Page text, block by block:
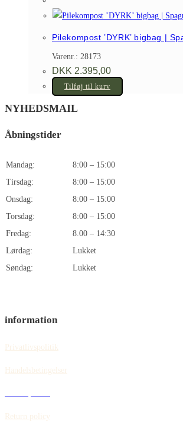
Pilekompost ’DYRK’ bigbag |
Varenr.: 28173
DKK 2.395,00
Tilføj til kurv
NYHEDSMAIL
Åbningstider
Mandag:
8:00 – 15:00
Tirsdag:
8:00 – 15:00
Onsdag:
8:00 – 15:00
Torsdag:
8:00 – 15:00
Fredag:
8.00 – 14:30
Lørdag:
Lukket
Søndag:
Lukket
information
Privatlivspolitik
Handelsbetingelser
Return policy